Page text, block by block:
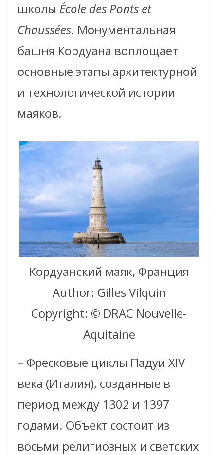
школы École des Ponts et
Chaussées. Монументальная
башня Кордуана воплощает
основные этапы архитектурной
и технологической истории
маяков.
Кордуанский маяк, Франция
Author: Gilles Vilquin
Copyright: © DRAC Nouvelle-
Aquitaine
– Фресковые циклы Падуи XIV
века (Италия), созданные в
период между 1302 и 1397
годами. Объект состоит из
восьми религиозных и светских